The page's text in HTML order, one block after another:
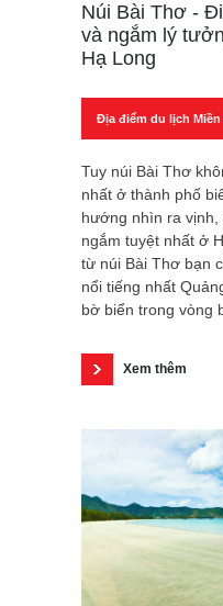
Núi Bài Thơ -
và ngắm lý
Hạ Long
Địa điểm du lịch Miền
Tuy núi Bài Thơ
nhất ở thành phố
hướng nhìn ra
ngắm tuyệt nhất ở
từ núi Bài Thơ bạn
nổi tiếng nhất
bờ biển trong vòng
Xem thêm